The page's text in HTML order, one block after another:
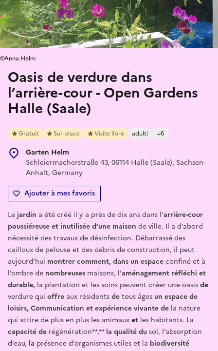
Oasis de verdure dans
l’arrière-cour - Open Gardens
Halle (Saale)
Gratuit Sur place Visite libre adulti +6
Garten Helm
Schleiermacherstraße 43, 06114 Halle (Saale), Sachsen-
Anhalt, Germany
Ajouter à mes favoris
©Anna Helm
Le jardin a été créé il y a près de dix ans dans l’arrière-cour
poussiéreuse et inutilisée d’une maison de ville. Il a d’abord
nécessité des travaux de désinfection. Débarrassé des
cailloux de pelouse et des débris de construction, il peut
aujourd’hui montrer comment, dans un espaceconfiné et à
l’ombre de nombreuses maisons, l’aménagement réfléchi et
durable, la plantation et les soins peuvent créer une oasisde
verdure qui offre aux résidentsdetous âges un espacede
loisirs, Communication etexpériencevivantede la nature
qui attire de plus en plus les animauxet les habitants. La
capacité de régénération**,**la qualité dusol, l’absorption
d’eau, la présence d’organismes utiles et la biodiversité